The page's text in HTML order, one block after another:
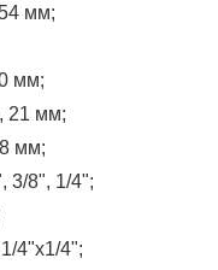
мм;
мм;
21 мм;
мм;
3/8", 1/4";
4"х1/4";